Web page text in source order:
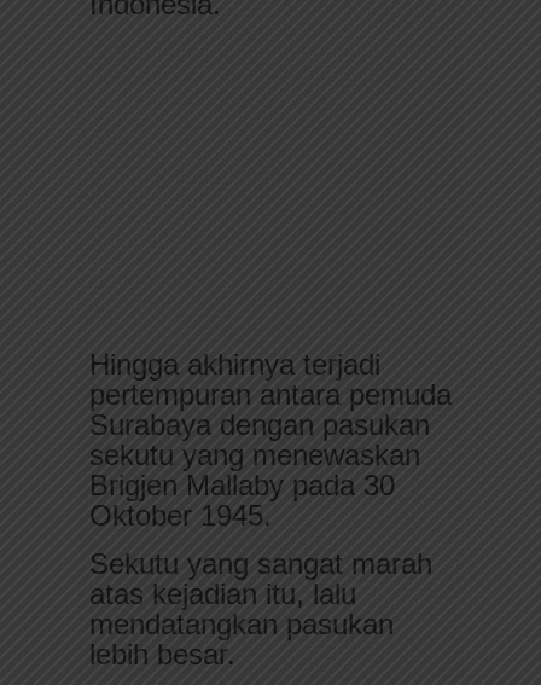
Hingga akhirnya terjadi
pertempuran antara pemuda
Surabaya dengan pasukan
sekutu yang menewaskan
Brigjen Mallaby pada 30
Oktober 1945.
Sekutu yang sangat marah
atas kejadian itu, lalu
mendatangkan pasukan
lebih besar.